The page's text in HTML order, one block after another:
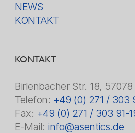
NEWS
KONTAKT
KONTAKT
Birlenbacher Str. 18, 57078
Telefon: +49 (0) 271 / 303
Fax: +49 (0) 271 / 303 91-
E-Mail: info@asentics.de